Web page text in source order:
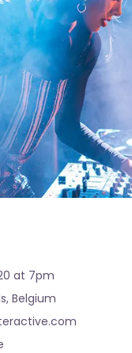
at 7pm
Belgium